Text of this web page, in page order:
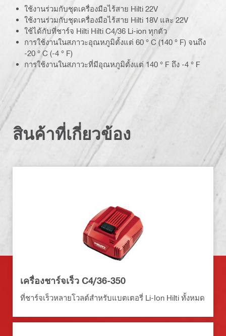
ใช้งานร่วมกับชุดเครื่องมือไร้สาย Hilti 22V
ใช้งานร่วมกับชุดเครื่องมือไร้สาย Hilti 18V และ 22V
ใช้ได้กับที่ชาร์จ Hilti Hilti C4/36 Li-ion ทุกตัว
การใช้งานในสภาวะอุณหภูมิตั้งแต่ 60 ° C (140 ° F) จนถึง
-20 ° C (-4 ° F)
การใช้งานในสภาวะที่มีอุณหภูมิตั้งแต่ 140 ° F ถึง -4 ° F
สินค้าที่เกี่ยวข้อง
เครื่องชาร์จเร็ว C4/36-350
ที่ชาร์จเร็วหลายโวลต์สำหรับแบตเตอรี่ Li-Ion Hilti ทั้งหมด